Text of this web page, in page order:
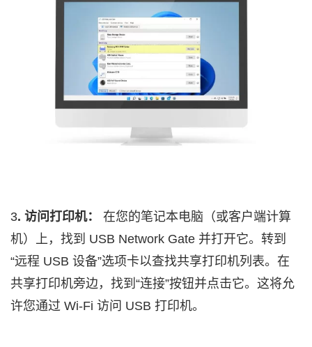
3. 访问打印机：
在您的笔记本电脑（或客户端计算
机）上，找到 USB Network Gate 并打开它。转到
“远程 USB 设备”选项卡以查找共享打印机列表。在
共享打印机旁边，找到“连接”按钮并点击它。这将允
许您通过 Wi‑Fi 访问 USB 打印机。